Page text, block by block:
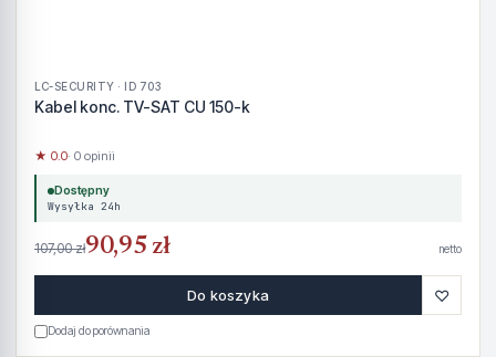
LC-SECURITY · ID 703
Kabel konc. TV-SAT CU 150-k
★ 0.0· 0 opinii
Dostępny
Wysyłka 24h
107,00 zł90,95 zł netto
Do koszyka ♡
Dodaj do porównania